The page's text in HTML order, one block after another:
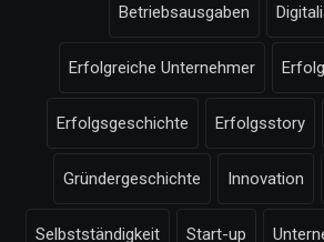
Betriebsausgaben
Erfolgreiche Unternehmer
Erfolgsgeschichte Erfolgsstory
Gründergeschichte Innovation
Selbstständigkeit Start-up